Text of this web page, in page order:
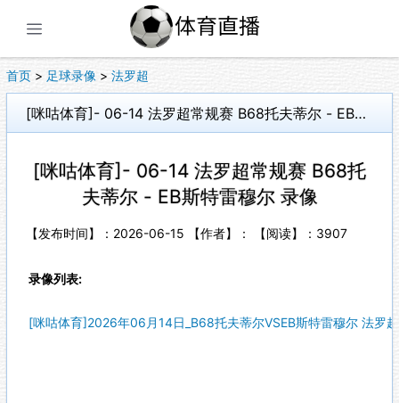
首页 > 足球录像 > 法罗超
[咪咕体育]- 06-14 法罗超常规赛 B68托夫蒂尔 - EB斯特雷穆尔 录像
[咪咕体育]- 06-14 法罗超常规赛 B68托
夫蒂尔 - EB斯特雷穆尔 录像
【发布时间】：2026-06-15 【作者】： 【阅读】： 3907
录像列表:
[咪咕体育]2026年06月14日_B68托夫蒂尔VSEB斯特雷穆尔 法罗